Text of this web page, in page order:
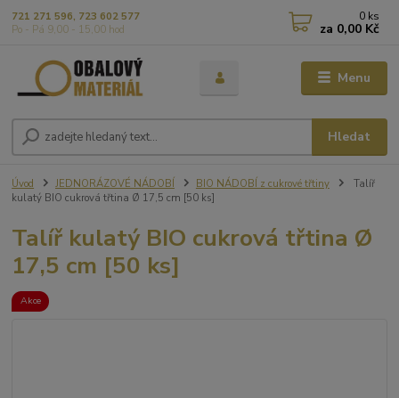
Menu
Hledat
721 271 596, 723 602 577
Po - Pá 9,00 - 15,00 hod
0 ks
za 0,00 Kč
Úvod JEDNORÁZOVÉ NÁDOBÍ BIO NÁDOBÍ z cukrové třtiny
Talíř
kulatý BIO cukrová třtina Ø 17,5 cm [50 ks]
Talíř kulatý BIO cukrová třtina Ø
17,5 cm [50 ks]
Akce